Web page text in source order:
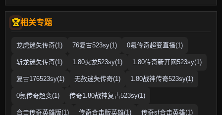
相关专题
龙虎迷失传奇(1) 76复古523sy(1) 0氪传奇超变直播(1)
斩龙迷失传奇(1) 1.80火龙523sy(1) 1.80传奇新开网523sy(1)
复古176523sy(1) 无赦迷失传奇(1) 1.80战神传奇523sy(1)
0氪传奇超变(1) 传奇1.80战神复古523sy(1)
合击传奇英雄版(1) 传奇合击版英雄(1) 传奇sf合击英雄(1)